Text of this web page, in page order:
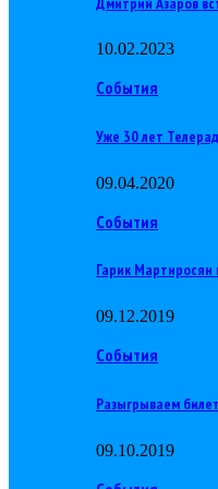
10.02.2023
События
Уже 30 лет
09.04.2020
События
Гарик Мартиросян
09.12.2019
События
Разыгрываем
09.10.2019